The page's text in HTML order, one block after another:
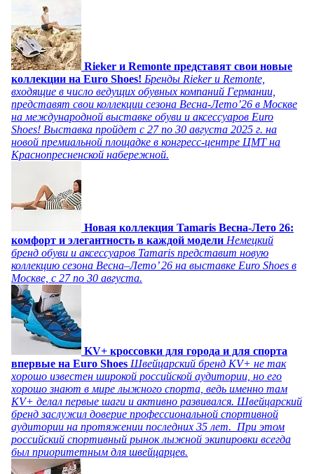
Rieker и Remonte представят свои новые
коллекции на Euro Shoes! Бренды Rieker и Remonte,
входящие в число ведущих обувных компаний Германии,
представят свои коллекции сезона Весна-Лето’26 в Москве
на международной выставке обуви и аксессуаров Euro
Shoes! Выставка пройдет c 27 по 30 августа 2025 г. на
новой премиальной площадке в конгресс-центре ЦМТ на
Краснопресненской набережной.
Новая коллекция Tamaris Весна-Лето 26:
комфорт и элегантность в каждой модели Немецкий
бренд обуви и аксессуаров Tamaris представит новую
коллекцию сезона Весна–Лето’ 26 на выставке Euro Shoes в
Москве, с 27 по 30 августа.
KV+ кроссовки для города и для спорта
впервые на Euro Shoes Швейцарский бренд KV+ не так
хорошо известен широкой российской аудитории, но его
хорошо знают в мире лыжного спорта, ведь именно там
KV+ делал первые шаги и активно развивался. Швейцарский
бренд заслужил доверие профессиональной спортивной
аудитории на протяжении последних 35 лет. При этом
российский спортивный рынок лыжной экипировки всегда
был приоритетным для швейцарцев.